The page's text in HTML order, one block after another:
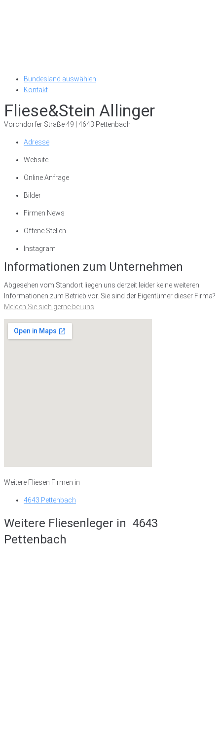
Bundesland auswählen
Kontakt
Fliese&Stein Allinger
Vorchdorfer Straße 49 | 4643 Pettenbach
Adresse
Website
Online Anfrage
Bilder
Firmen News
Offene Stellen
Instagram
Informationen zum Unternehmen
Abgesehen vom Standort liegen uns derzeit leider keine weiteren
Informationen zum Betrieb vor. Sie sind der Eigentümer dieser Firma?
Melden Sie sich gerne bei uns
Weitere Fliesen Firmen in
4643 Pettenbach
Weitere Fliesenleger in 4643
Pettenbach